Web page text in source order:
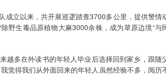
成立以来，共开展巡逻踏查3700多公里，提供警情
野生毒品原植物大麻3000余株，成为草原边境“与
越多在外读书的年轻人毕业后选择回到家乡，跟随
觉得我们从外面回来的年轻人虽然经验不多，阅历